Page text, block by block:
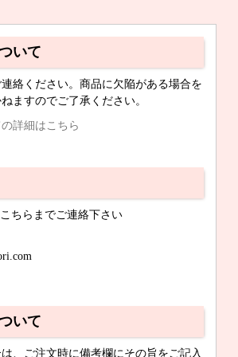
いて
絡ください。商品に欠陥がある場合を
ますのでご了承ください。
詳細はこちら
ちらまでご連絡下さい
いて
、ご注文時に備考欄にその旨をご記入